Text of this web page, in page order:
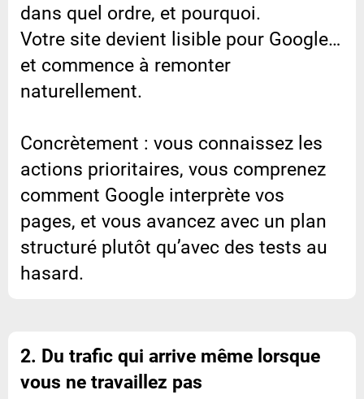
dans quel ordre, et pourquoi.
Votre site devient lisible pour Google…
et commence à remonter
naturellement.
Concrètement : vous connaissez les
actions prioritaires, vous comprenez
comment Google interprète vos
pages, et vous avancez avec un plan
structuré plutôt qu’avec des tests au
hasard.
2. Du trafic qui arrive même lorsque
vous ne travaillez pas